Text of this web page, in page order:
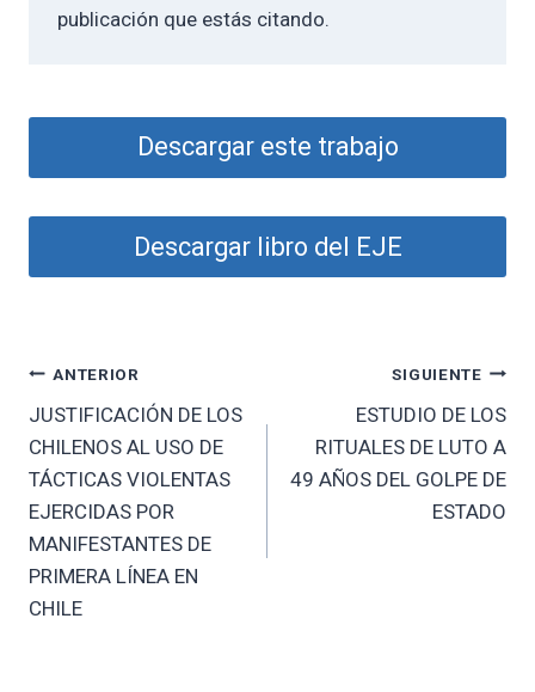
publicación que estás citando.
Descargar este trabajo
Descargar libro del EJE
Navegación
de
entradas
ANTERIOR
JUSTIFICACIÓN DE LOS
CHILENOS AL USO DE
TÁCTICAS VIOLENTAS
EJERCIDAS POR
MANIFESTANTES DE
PRIMERA LÍNEA EN
CHILE
SIGUIENTE
ESTUDIO DE LOS
RITUALES DE LUTO A
49 AÑOS DEL GOLPE DE
ESTADO